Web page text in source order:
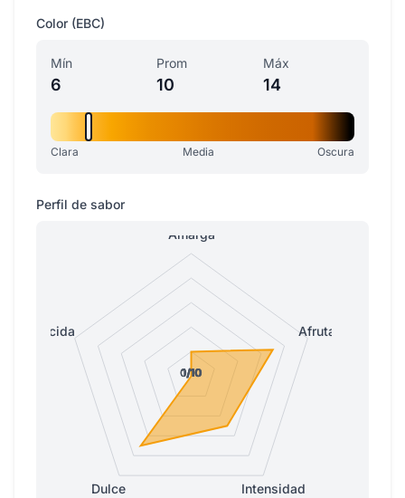
Color (EBC)
Mín
6
Prom
10
Máx
14
Clara Media Oscura
Perfil de sabor
Amarga
Afrutada
Intensidad
Dulce
Ácida
0/10
1/10
1/10
1/10
0/10